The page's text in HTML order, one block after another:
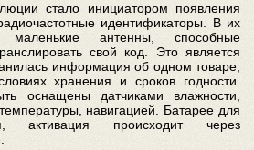
стало инициатором появления
идентификаторы. В их
маленькие антенны, способные
свой код. Это является
информация об одном товаре,
хранения и сроков годности.
оснащены датчиками влажности,
навигацией. Батарее для
активация происходит через